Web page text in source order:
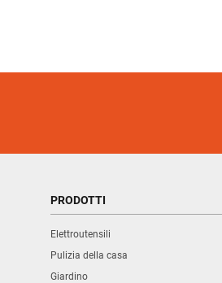
PRODOTTI
Elettroutensili
Pulizia della casa
Giardino